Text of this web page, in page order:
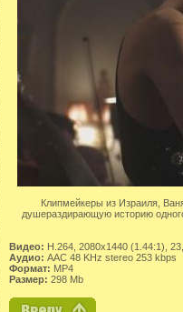
Клипмейкеры из Израиля,
душераздирающую историю
Видео: H.264, 2080x1440 (1.44:1),
Аудио: AAC 48 KHz stereo 253 kbps
Формат: MP4
Размер: 298 Mb